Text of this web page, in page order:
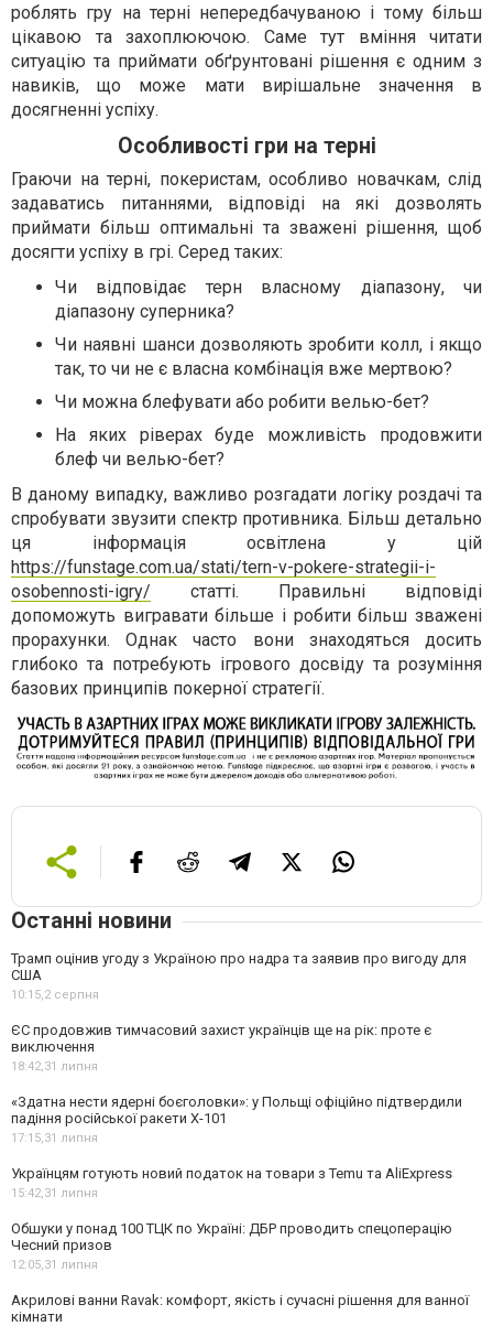
роблять гру на терні непередбачуваною і тому більш
цікавою та захоплюючою. Саме тут вміння читати
ситуацію та приймати обґрунтовані рішення є одним з
навиків, що може мати вирішальне значення в
досягненні успіху.
Особливості гри на терні
Граючи на терні, покеристам, особливо новачкам, слід
задаватись питаннями, відповіді на які дозволять
приймати більш оптимальні та зважені рішення, щоб
досягти успіху в грі. Серед таких:
Чи відповідає терн власному діапазону, чи
діапазону суперника?
Чи наявні шанси дозволяють зробити колл, і якщо
так, то чи не є власна комбінація вже мертвою?
Чи можна блефувати або робити велью-бет?
На яких ріверах буде можливість продовжити
блеф чи велью-бет?
В даному випадку, важливо розгадати логіку роздачі та
спробувати звузити спектр противника. Більш детально
ця інформація освітлена у цій
https://funstage.com.ua/stati/tern-v-pokere-strategii-i-
osobennosti-igry/ статті. Правильні відповіді
допоможуть вигравати більше і робити більш зважені
прорахунки. Однак часто вони знаходяться досить
глибоко та потребують ігрового досвіду та розуміння
базових принципів покерної стратегії.
Останні новини
Трамп оцінив угоду з Україною про надра та заявив про вигоду для
США
10:15,2 серпня
ЄС продовжив тимчасовий захист українців ще на рік: проте є
виключення
18:42,31 липня
«Здатна нести ядерні боєголовки»: у Польщі офіційно підтвердили
падіння російської ракети Х-101
17:15,31 липня
Українцям готують новий податок на товари з Temu та AliExpress
15:42,31 липня
Обшуки у понад 100 ТЦК по Україні: ДБР проводить спецоперацію
Чесний призов
12:05,31 липня
Акрилові ванни Ravak: комфорт, якість і сучасні рішення для ванної
кімнати